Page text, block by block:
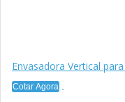
Envasadora Vertical
Cotar Agora